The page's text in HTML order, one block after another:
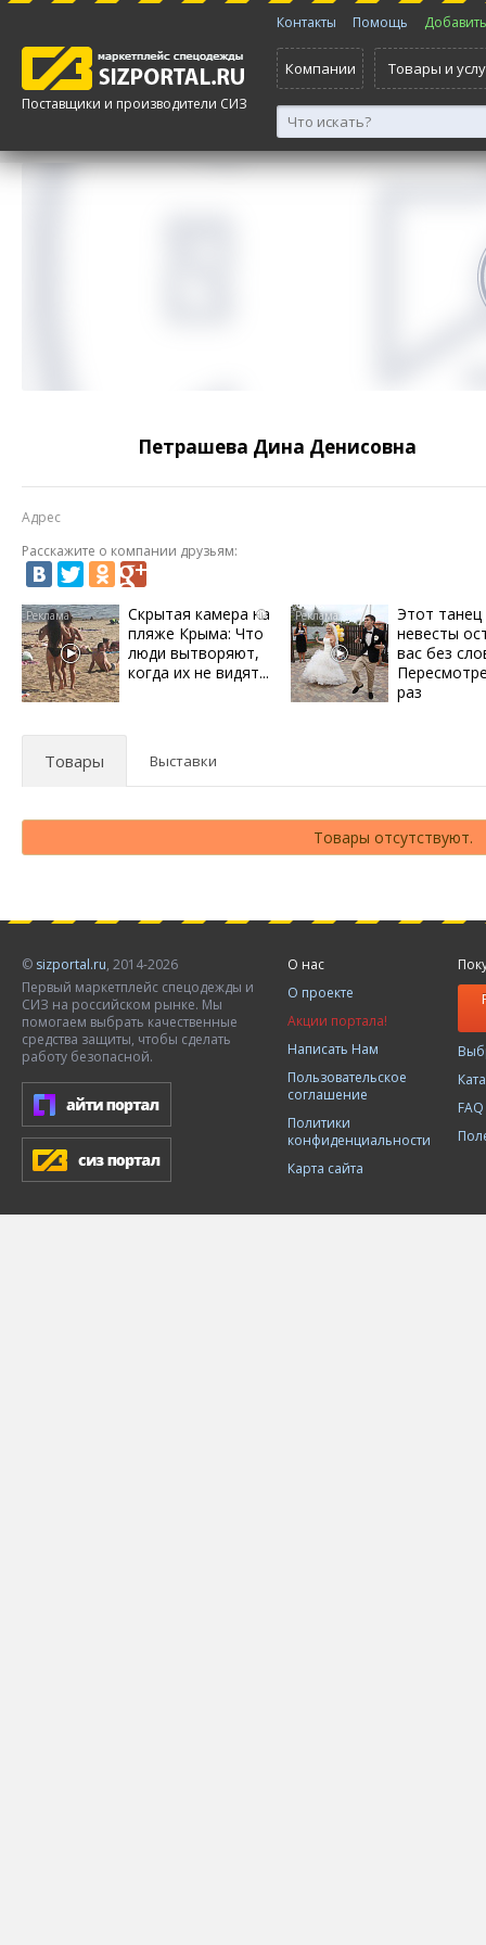
Поставщики и производители СИЗ
Контакты Помощь
Компании Товары и
Петрашева Дина Денисовна
Адрес
Расскажите о компании друзьям:
i
Скрытая камера на
пляже Крыма: Что
люди вытворяют,
когда их не видят...
Этот танец
невесты
вас без
раз
Товары Выставки
Товары отсутствуют.
© sizportal.ru, 2014-2026
Первый маркетплейс спецодежды и
СИЗ на российском рынке. Мы
помогаем выбрать качественные
средства защиты, чтобы сделать
работу безопасной.
О нас
О проекте
Акции портала!
Написать Нам
Пользовательское
соглашение
Политики
конфиденциальности
Карта сайта
FAQ